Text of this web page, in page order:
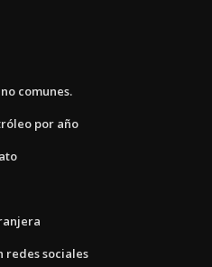
comunes.
por año
redes sociales